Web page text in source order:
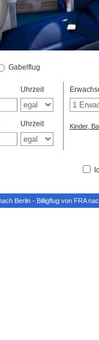
Gabelflug
Uhrzeit
Uhrzeit Kinder,
Berlin - Billigflug von FRA